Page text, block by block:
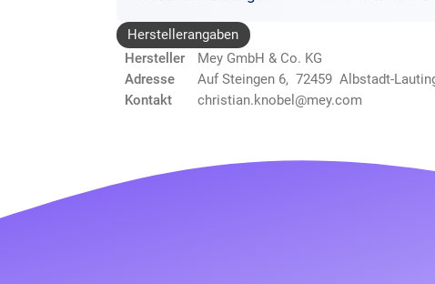
Herstellerangaben
Hersteller
Mey GmbH & Co. KG
Adresse
Auf Steingen 6, 72459 Albstadt-
Kontakt
christian.knobel@mey.com